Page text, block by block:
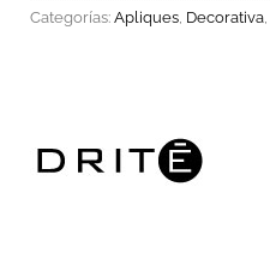
Categorías: Apliques Decorativa